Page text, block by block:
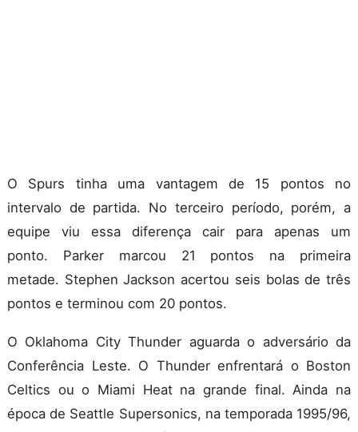
O Spurs tinha uma vantagem de 15 pontos no
intervalo de partida. No terceiro período, porém, a
equipe viu essa diferença cair para apenas um
ponto. Parker marcou 21 pontos na primeira
metade. Stephen Jackson acertou seis bolas de três
pontos e terminou com 20 pontos.
O Oklahoma City Thunder aguarda o adversário da
Conferência Leste. O Thunder enfrentará o Boston
Celtics ou o Miami Heat na grande final. Ainda na
época de Seattle Supersonics, na temporada 1995/96,